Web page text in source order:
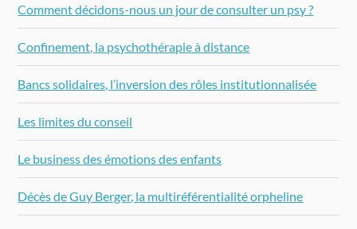
Comment décidons-nous un jour de consulter un psy ?
Confinement, la psychothérapie à distance
Bancs solidaires, l’inversion des rôles institutionnalisée
Les limites du conseil
Le business des émotions des enfants
Décès de Guy Berger, la multiréférentialité orpheline